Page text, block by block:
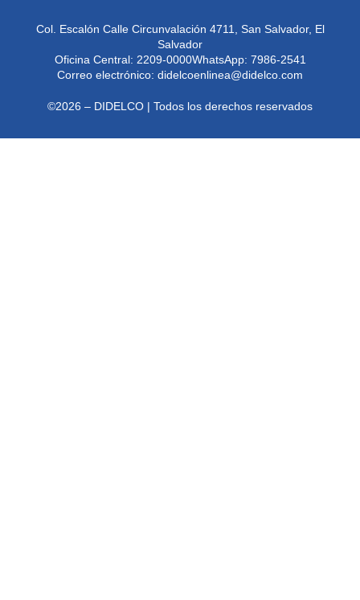
Col. Escalón Calle Circunvalación 4711, San Salvador, El
Salvador
Oficina Central: 2209-0000WhatsApp: 7986-2541
Correo electrónico: didelcoenlinea@didelco.com
©2026 – DIDELCO | Todos los derechos reservados